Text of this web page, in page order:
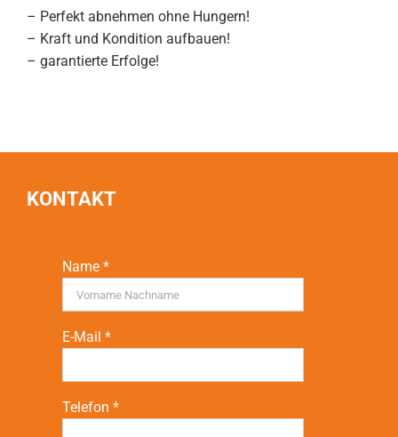
– Perfekt abnehmen ohne Hungern!
– Kraft und Kondition aufbauen!
– garantierte Erfolge!
KONTAKT
Name *
E-Mail *
Telefon *